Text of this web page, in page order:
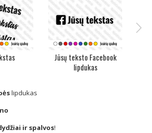
Jūsų teksto Facebook
lipdukas
lipdukas
ir spalvos!